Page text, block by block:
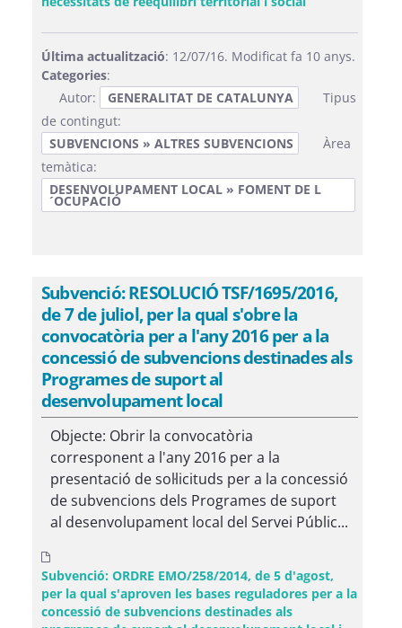
Última actualització: 12/07/16. Modificat fa 10 anys.
Categories:
Autor:
GENERALITAT DE CATALUNYA
Tipus
de contingut:
SUBVENCIONS » ALTRES SUBVENCIONS
Àrea
temàtica:
DESENVOLUPAMENT LOCAL » FOMENT DE L
´OCUPACIÓ
Subvenció: RESOLUCIÓ TSF/1695/2016,
de 7 de juliol, per la qual s'obre la
convocatòria per a l'any 2016 per a la
concessió de subvencions destinades als
Programes de suport al
desenvolupament local
Objecte: Obrir la convocatòria
corresponent a l'any 2016 per a la
presentació de sol·licituds per a la concessió
de subvencions dels Programes de suport
al desenvolupament local del Servei Públic...
Subvenció: ORDRE EMO/258/2014, de 5 d'agost,
per la qual s'aproven les bases reguladores per a la
concessió de subvencions destinades als